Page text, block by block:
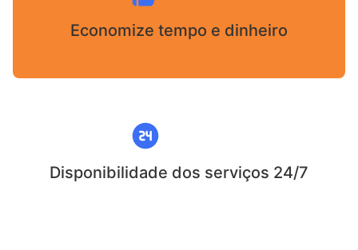
Economize tempo e dinheiro
Disponibilidade dos serviços 24/7